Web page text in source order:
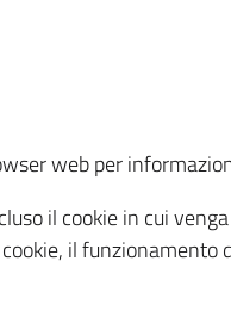
web per
il cookie in cui
il funzionamento